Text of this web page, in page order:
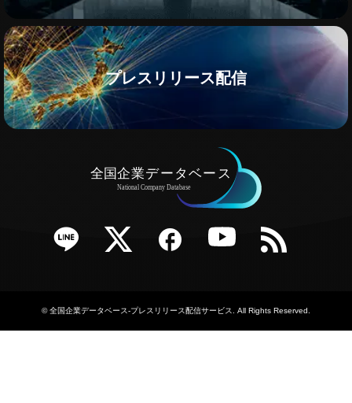
プレスリリース配信
Twitter Facebook YouTube RSS
©全国企業データベース-プレスリリース配信サービス . All Rights Reserved.